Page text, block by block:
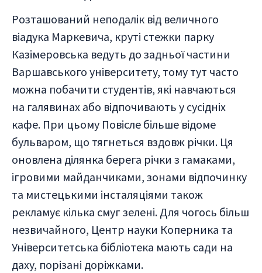
Розташований неподалік від величного
віадука Маркевича, круті стежки парку
Казімеровська ведуть до задньої частини
Варшавського університету, тому тут часто
можна побачити студентів, які навчаються
на галявинах або відпочивають у сусідніх
кафе. При цьому Повісле більше відоме
бульваром, що тягнеться вздовж річки. Ця
оновлена ділянка берега річки з гамаками,
ігровими майданчиками, зонами відпочинку
та мистецькими інсталяціями також
рекламує кілька смуг зелені. Для чогось більш
незвичайного, Центр науки Коперника та
Університетська бібліотека мають сади на
даху, порізані доріжками.